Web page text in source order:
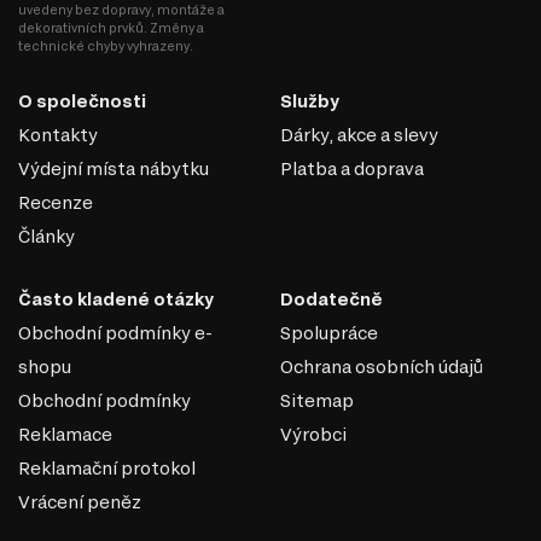
Snadná údržba: Skleněné povrchy se snadno čistí od nečistot a
prachu, což je činí praktickými pro každodenní použití.
prostor.
Široká barevná škála: Sklo může být lakované nebo tónované do
interiéru.
Skleněné fasády jsou vynikající volbou pro tvorbu
stylového a moderního nábytku, který dodá prostoru
uvedeny bez dopravy, montáže a
dekorativních prvků. Změny a
technické chyby vyhrazeny.
O společnosti
Kontakty
Výdejní místa nábytku
Recenze
Články
Služby
Dárky, akce a slevy
Platba a doprava
Často kladené otázky
Obchodní podmínky e-
shopu
Obchodní podmínky
Reklamace
Reklamační protokol
Vrácení peněz
Dodatečně
Spolupráce
Ochrana osobních údajů
Sitemap
Výrobci